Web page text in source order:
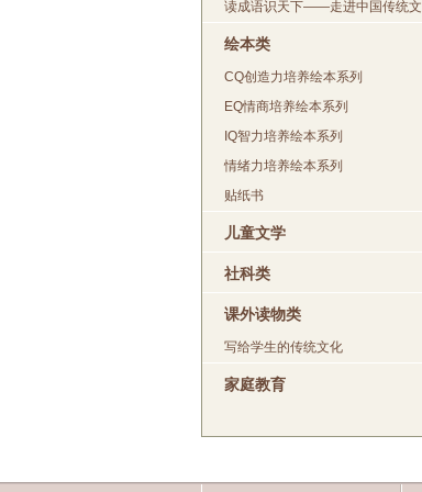
读成语识天下——走进中国传统文
绘本类
CQ创造力培养绘本系列
EQ情商培养绘本系列
IQ智力培养绘本系列
情绪力培养绘本系列
贴纸书
儿童文学
社科类
课外读物类
写给学生的传统文化
家庭教育